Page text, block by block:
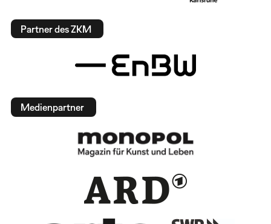
Partner des ZKM
Medienpartner